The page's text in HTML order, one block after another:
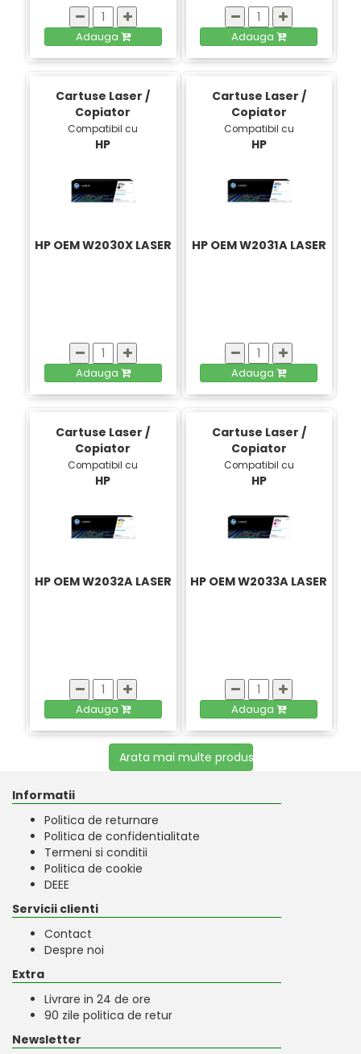
Adauga Adauga
Cartuse Laser /
Copiator
Compatibil cu
HP
HP OEM W2030X LASER
Adauga
Cartuse Laser /
Copiator
Compatibil cu
HP
HP OEM W2031A LASER
Adauga
Cartuse Laser /
Copiator
Compatibil cu
HP
HP OEM W2032A LASER
Adauga
Cartuse Laser /
Copiator
Compatibil cu
HP
HP OEM W2033A LASER
Adauga
Arata mai multe produse
Informatii
Politica de returnare
Politica de confidentialitate
Termeni si conditii
Politica de cookie
DEEE
Servicii clienti
Contact
Despre noi
Extra
Livrare in 24 de ore
90 zile politica de retur
Newsletter